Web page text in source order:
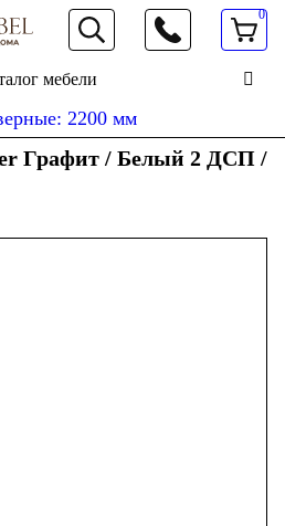
066 472 19 61
0
мебели
2200 мм
Графит / Белый 2 ДСП /